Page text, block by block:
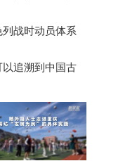
战时动员体系
以追溯到中国古